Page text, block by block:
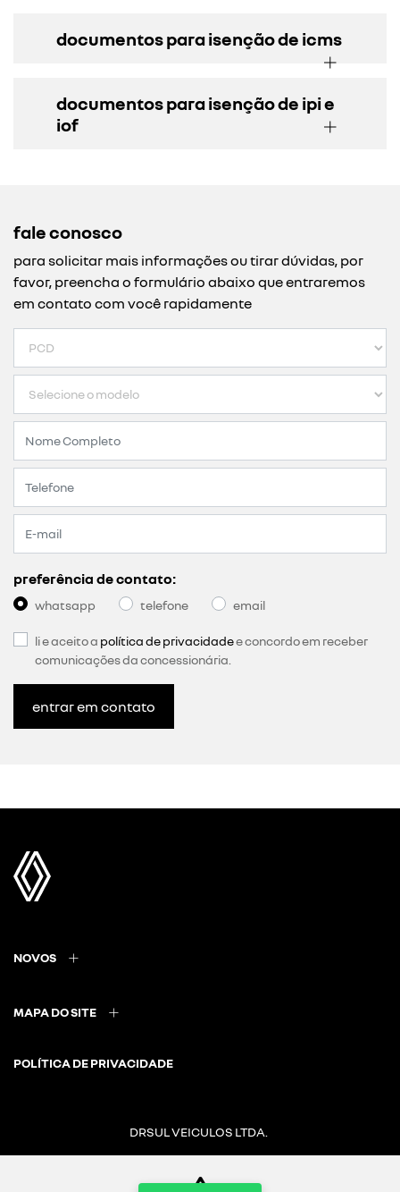
documentos para isenção de icms
documentos para isenção de ipi e
iof
fale conosco
para solicitar mais informações ou tirar dúvidas, por
favor, preencha o formulário abaixo que entraremos
em contato com você rapidamente
preferência de contato:
whatsapp telefone email
li e aceito a política de privacidadee concordo em receber
comunicações da concessionária.
entrar em contato
NOVOS
MAPA DO SITE
POLÍTICA DE PRIVACIDADE
DRSUL VEICULOS LTDA.